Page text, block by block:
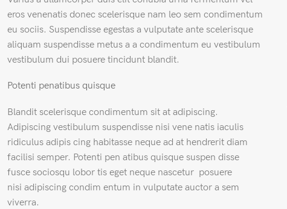
eros venenatis donec scelerisque nam leo sem condimentum
eu sociis. Suspendisse egestas a vulputate ante scelerisque
aliquam suspendisse metus a a condimentum eu vestibulum
vestibulum dui posuere tincidunt blandit.
Potenti penatibus quisque
Blandit scelerisque condimentum sit at adipiscing.
Adipiscing vestibulum suspendisse nisi vene natis iaculis
ridiculus adipis cing habitasse neque ad at hendrerit diam
facilisi semper. Potenti pen atibus quisque suspen disse
fusce sociosqu lobor tis eget neque nascetur posuere
nisi adipiscing condim entum in vulputate auctor a sem
viverra.